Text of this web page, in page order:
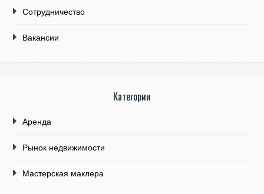
Сотрудничество
Вакансии
Категории
Аренда
Рынок недвижимости
Мастерская маклера